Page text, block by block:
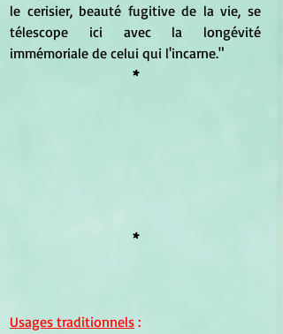
le cerisier, beauté fugitive de la vie, se
télescope ici avec la longévité
immémoriale de celui qui l'incarne."
*
*
Usages traditionnels :